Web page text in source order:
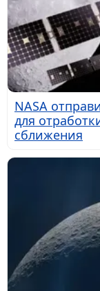
NASA
для
сближения